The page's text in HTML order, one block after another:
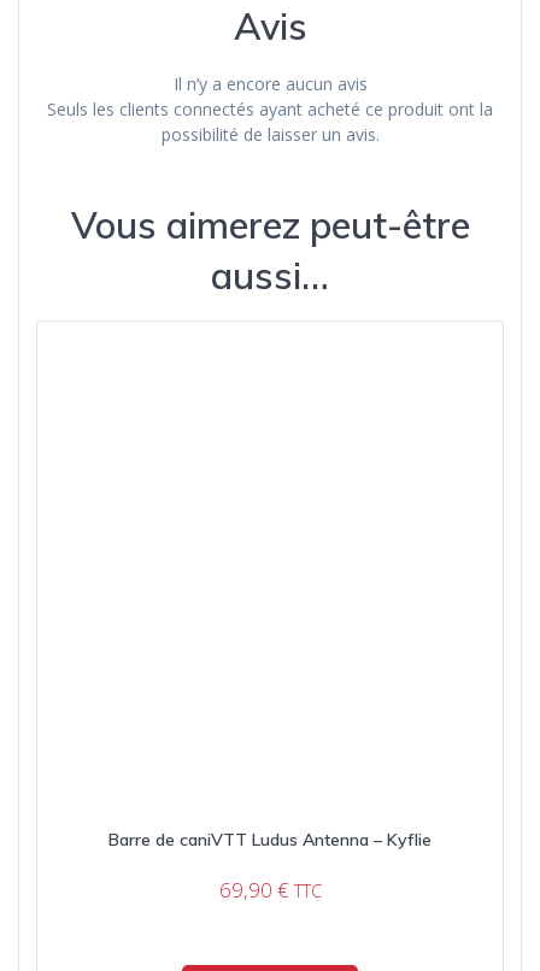
Avis
Il n’y a encore aucun avis
Seuls les clients connectés ayant acheté ce produit ont la
possibilité de laisser un avis.
Vous aimerez peut-être
aussi…
Barre de caniVTT Ludus Antenna – Kyflie
69,90 € TTC